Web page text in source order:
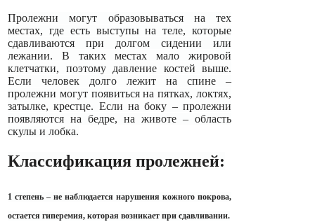
Пролежни могут образовываться на тех
местах, где есть выступы на теле, которые
сдавливаются при долгом сидении или
лежании. В таких местах мало жировой
клетчатки, поэтому давление костей выше.
Если человек долго лежит на спине –
пролежни могут появиться на пятках, локтях,
затылке, крестце. Если на боку – пролежни
появляются на бедре, на животе – область
скулы и лобка.
Классификация пролежней:
1 степень – не наблюдается нарушения кожного покрова,
остается гиперемия, которая возникает при сдавливании.